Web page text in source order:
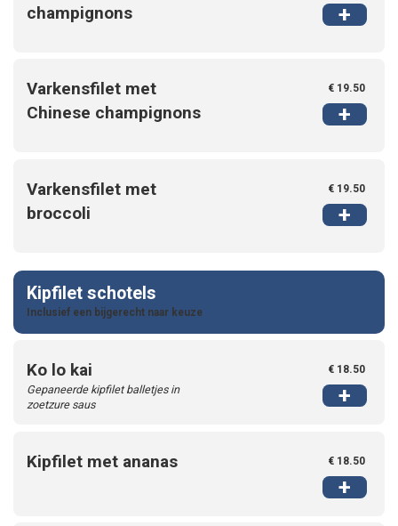
champignons
+
Varkensfilet met
Chinese champignons
€ 19.50
+
Varkensfilet met
broccoli
€ 19.50
+
Kipfilet schotels
Inclusief een bijgerecht naar keuze
Ko lo kai
Gepaneerde kipfilet balletjes in
zoetzure saus
€ 18.50
+
Kipfilet met ananas € 18.50
+